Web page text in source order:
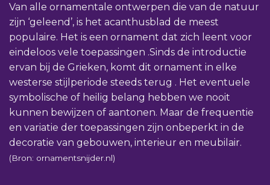
Van alle ornamentale ontwerpen die van de natuur
zijn ‘geleend’, is het acanthusblad de meest
populaire. Het is een ornament dat zich leent voor
eindeloos vele toepassingen .Sinds de introductie
ervan bij de Grieken, komt dit ornament in elke
westerse stijlperiode steeds terug . Het eventuele
symbolische of heilig belang hebben we nooit
kunnen bewijzen of aantonen. Maar de frequentie
en variatie der toepassingen zijn onbeperkt in de
decoratie van gebouwen, interieur en meubilair.
(Bron: ornamentsnijder.nl)